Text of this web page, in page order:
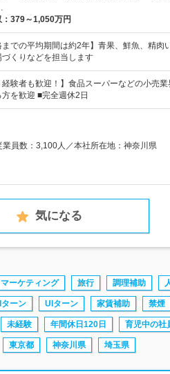
379～1,050万円
までの平均期間は約2年】青果、鮮魚、精
くりなどを担当します
経験者も歓迎！】食品スーパーなどの小売
を歓迎 ■完全週休2日
員数：3,100人／本社所在地：神奈川県
気になる
マーケティング 旅行 調理補助
ーン UIターン 家賃補助 禁煙
未経験 年間休日120日 育児中の社
東京都 神奈川県 埼玉県